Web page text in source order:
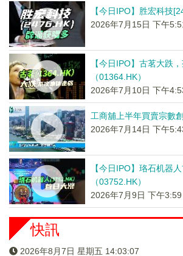
【今日IPO】胜宏科技
2026年7月15日 下午
【今日IPO】古茗大跌
（01364.HK）
2026年7月10日 下午
工商舖上半年買賣宗數
2026年7月14日 下午
【今日IPO】珞石机器
（03752.HK）
2026年7月9日 下午3:59
快訊
2026年8月7日 星期五 14:03:07